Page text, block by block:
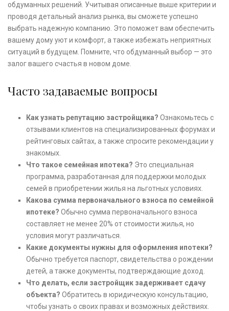
обдуманных решений. Учитывая описанные выше критерии и
проводя детальный анализ рынка, вы сможете успешно
выбрать надежную компанию. Это поможет вам обеспечить
вашему дому уют и комфорт, а также избежать неприятных
ситуаций в будущем. Помните, что обдуманный выбор — это
залог вашего счастья в новом доме.
Часто задаваемые вопросы
Как узнать репутацию застройщика? Ознакомьтесь с
отзывами клиентов на специализированных форумах и
рейтинговых сайтах, а также спросите рекомендации у
знакомых.
Что такое семейная ипотека? Это специальная
программа, разработанная для поддержки молодых
семей в приобретении жилья на льготных условиях.
Какова сумма первоначального взноса по семейной
ипотеке? Обычно сумма первоначального взноса
составляет не менее 20% от стоимости жилья, но
условия могут различаться.
Какие документы нужны для оформления ипотеки?
Обычно требуется паспорт, свидетельства о рождении
детей, а также документы, подтверждающие доход.
Что делать, если застройщик задерживает сдачу
объекта? Обратитесь в юридическую консультацию,
чтобы узнать о своих правах и возможных действиях.